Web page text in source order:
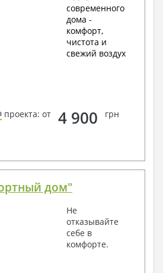
современного
дома -
комфорт,
чистота и
свежий воздух
проекта: от 4 900 грн
дом"
Не
отказывайте
себе в
комфорте.